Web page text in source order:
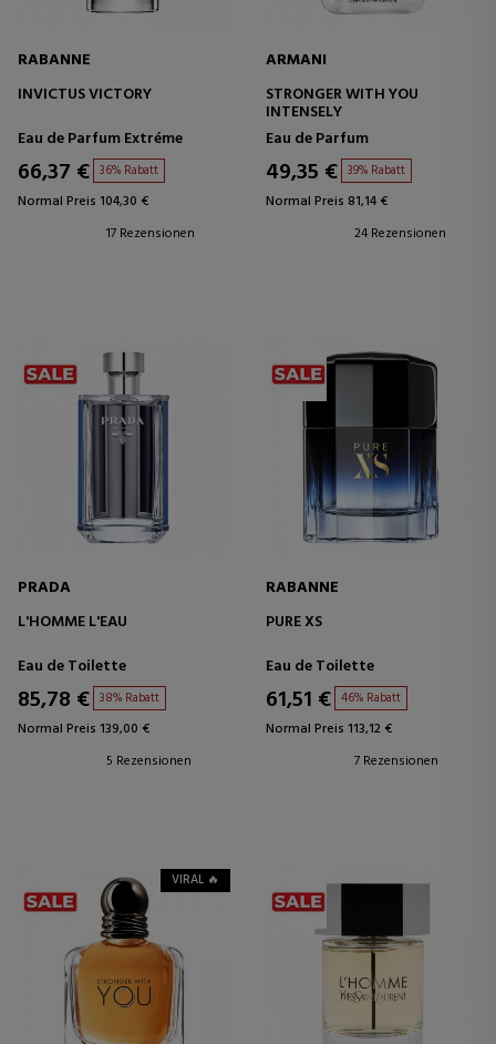
RABANNE
INVICTUS VICTORY
Eau de Parfum Extréme
66,37 € 36% Rabatt
Normal Preis 104,30 €
17 Rezensionen
ARMANI
STRONGER WITH YOU
INTENSELY
Eau de Parfum
49,35 € 39% Rabatt
Normal Preis 81,14 €
24 Rezensionen
PRADA
L'HOMME L'EAU
Eau de Toilette
85,78 € 38% Rabatt
Normal Preis 139,00 €
5 Rezensionen
RABANNE
PURE XS
Eau de Toilette
61,51 € 46% Rabatt
Normal Preis 113,12 €
7 Rezensionen
VIRAL 🔥